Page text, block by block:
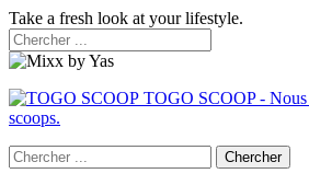
Take a fresh look at your lifestyle.
TOGO SCOOP - Nous
scoops.